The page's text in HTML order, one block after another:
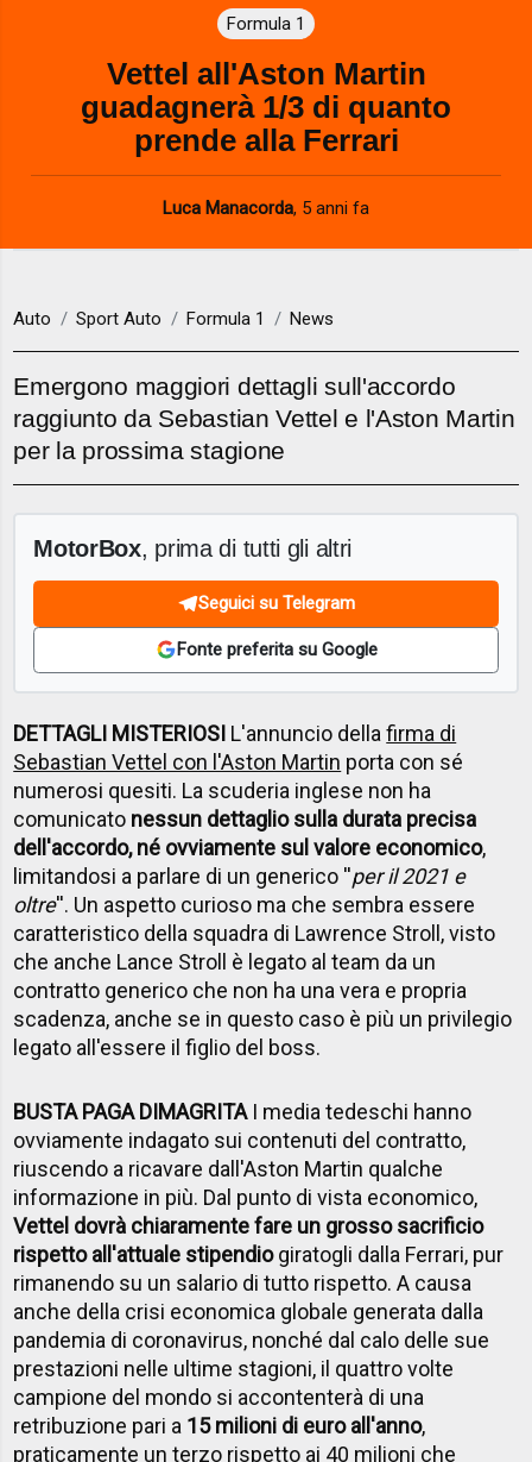
Formula 1
Vettel all'Aston Martin
guadagnerà 1/3 di quanto
prende alla Ferrari
Luca Manacorda, 5 anni fa
Auto Sport Auto Formula 1 News
Emergono maggiori dettagli sull'accordo
raggiunto da Sebastian Vettel e l'Aston Martin
per la prossima stagione
MotorBox, prima di tutti gli altri
Seguici su Telegram
Fonte preferita su Google
DETTAGLI MISTERIOSI L'annuncio dellafirma di
Sebastian Vettel con l'Aston Martin porta con sé
numerosi quesiti. La scuderia inglese non ha
comunicato nessun dettaglio sulla durata precisa
dell'accordo, né ovviamente sul valore economico,
limitandosi a parlare di un generico ''per il 2021 e
oltre''. Un aspetto curioso ma che sembra essere
caratteristico della squadra di Lawrence Stroll, visto
che anche Lance Stroll è legato al team da un
contratto generico che non ha una vera e propria
scadenza, anche se in questo caso è più un privilegio
legato all'essere il figlio del boss.
BUSTA PAGA DIMAGRITAI media tedeschi hanno
ovviamente indagato sui contenuti del contratto,
riuscendo a ricavare dall'Aston Martin qualche
informazione in più. Dal punto di vista economico,
Vettel dovrà chiaramente fare un grosso sacrificio
rispetto all'attuale stipendiogiratogli dalla Ferrari, pur
rimanendo su un salario di tutto rispetto. A causa
anche della crisi economica globale generata dalla
pandemia di coronavirus, nonché dal calo delle sue
prestazioni nelle ultime stagioni, il quattro volte
campione del mondo si accontenterà di una
retribuzione pari a 15 milioni di euro all'anno,
praticamente un terzo rispetto ai 40 milioni che